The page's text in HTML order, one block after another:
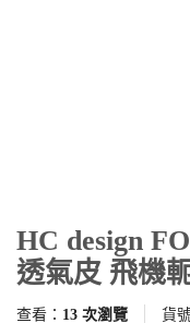
查看： 13 次瀏覽 貨
HC design
透氣皮 飛機